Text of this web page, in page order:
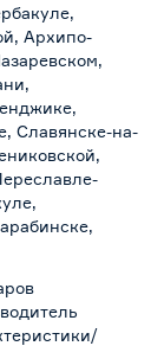
Архипо-
Славянске-на-